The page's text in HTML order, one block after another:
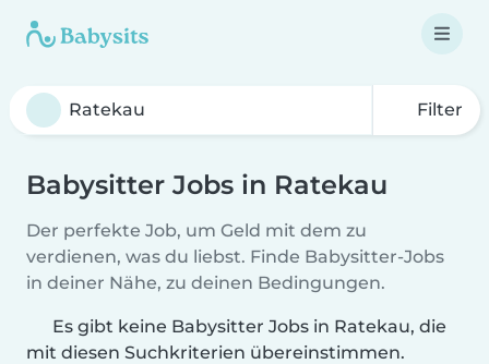
Filter
Babysitter Jobs in Ratekau
Der perfekte Job, um Geld mit dem zu
verdienen, was du liebst. Finde Babysitter-Jobs
in deiner Nähe, zu deinen Bedingungen.
Es gibt keine Babysitter Jobs in Ratekau, die
mit diesen Suchkriterien übereinstimmen.